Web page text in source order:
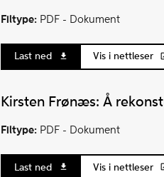
Filtype: PDF - Dokument
Last ned Vis i nettleser
Kirsten Frønæs: Å
Filtype: PDF - Dokument
Last ned Vis i nettleser